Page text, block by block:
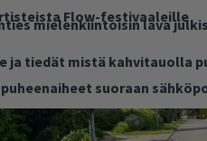
Flow-festivaaleille
mielenkiintoisin lava
ja tiedät mistä kahvitauolla
suoraan